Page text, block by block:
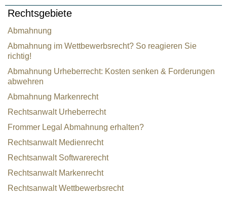
Rechtsgebiete
Abmahnung
Abmahnung im Wettbewerbsrecht? So reagieren Sie
richtig!
Abmahnung Urheberrecht: Kosten senken & Forderungen
abwehren
Abmahnung Markenrecht
Rechtsanwalt Urheberrecht
Frommer Legal Abmahnung erhalten?
Rechtsanwalt Medienrecht
Rechtsanwalt Softwarerecht
Rechtsanwalt Markenrecht
Rechtsanwalt Wettbewerbsrecht